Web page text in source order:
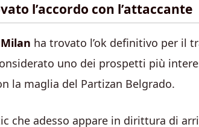
l’accordo con l’attaccante
Milan ha trovato l’ok definitivo per il
uno dei prospetti più
la maglia del Partizan Belgrado.
che adesso appare in dirittura di